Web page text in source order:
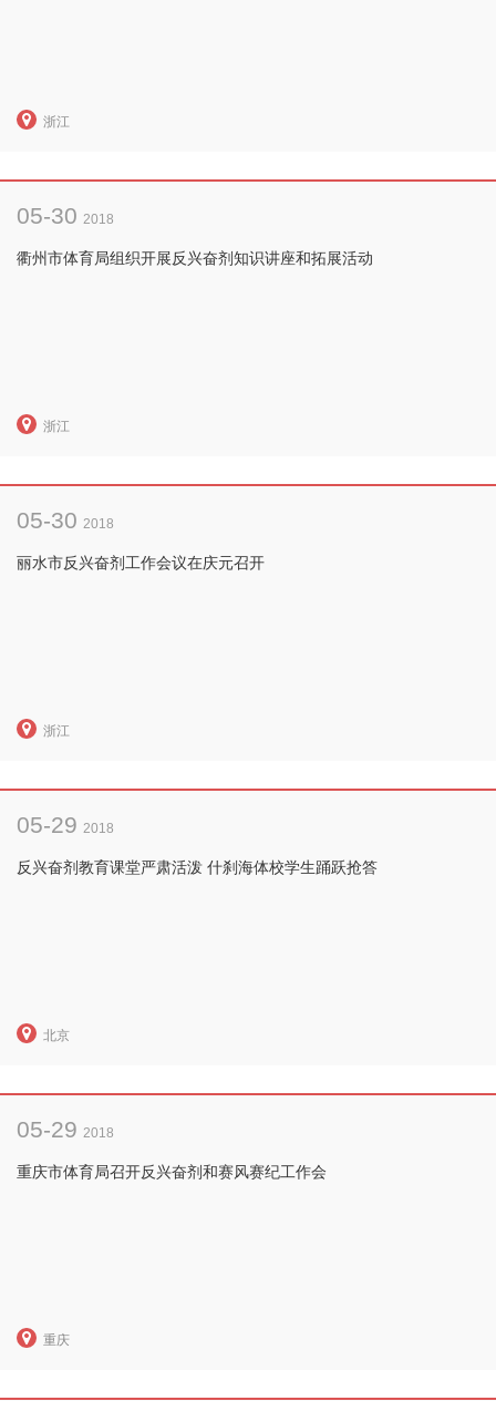
浙江
05-30 2018
衢州市体育局组织开展反兴奋剂知识讲座和拓展活动
浙江
05-30 2018
丽水市反兴奋剂工作会议在庆元召开
浙江
05-29 2018
反兴奋剂教育课堂严肃活泼 什刹海体校学生踊跃抢答
北京
05-29 2018
重庆市体育局召开反兴奋剂和赛风赛纪工作会
重庆